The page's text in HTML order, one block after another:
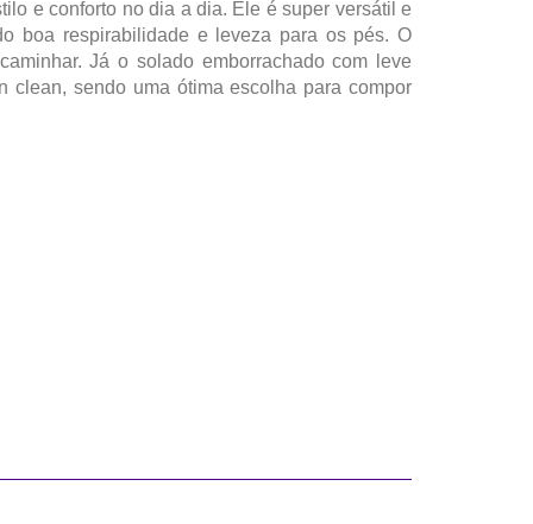
e conforto no dia a dia. Ele é super versátil e
boa respirabilidade e leveza para os pés. O
Já o solado emborrachado com leve
clean, sendo uma ótima escolha para compor